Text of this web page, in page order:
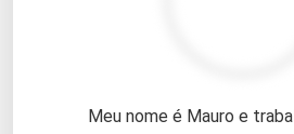
Meu nome é Mauro e